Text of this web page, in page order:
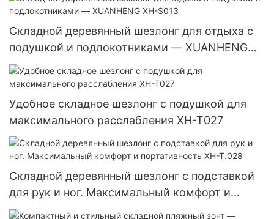
Складной деревянный шезлонг для отдыха с
подушкой и подлокотниками — XUANHENG
XH-S013
Удобное складное шезлонг с подушкой для
максимального расслабления XH-T027
Складной деревянный шезлонг с подставкой
для рук и ног. Максимальный комфорт и
портативность XH-T.028